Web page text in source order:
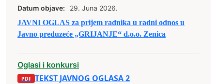
Datum objave:
29. Juna 2026.
JAVNI OGLAS za prijem radnika u radni odnos u
Javno preduzeće „GRIJANJE“ d.o.o. Zenica
Oglasi i konkursi
TEKST JAVNOG OGLASA 2